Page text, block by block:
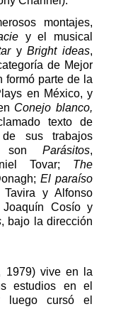
montajes,
y el musical
yBright ideas,
de Mejor
formó parte de la
en México, y
Conejo blanco,
texto de
de sus trabajos
son Parásitos,
Tovar; The
El paraíso
y Alfonso
Cosío y
, bajo la dirección
1979) vive en la
estudios en el
luego cursó el